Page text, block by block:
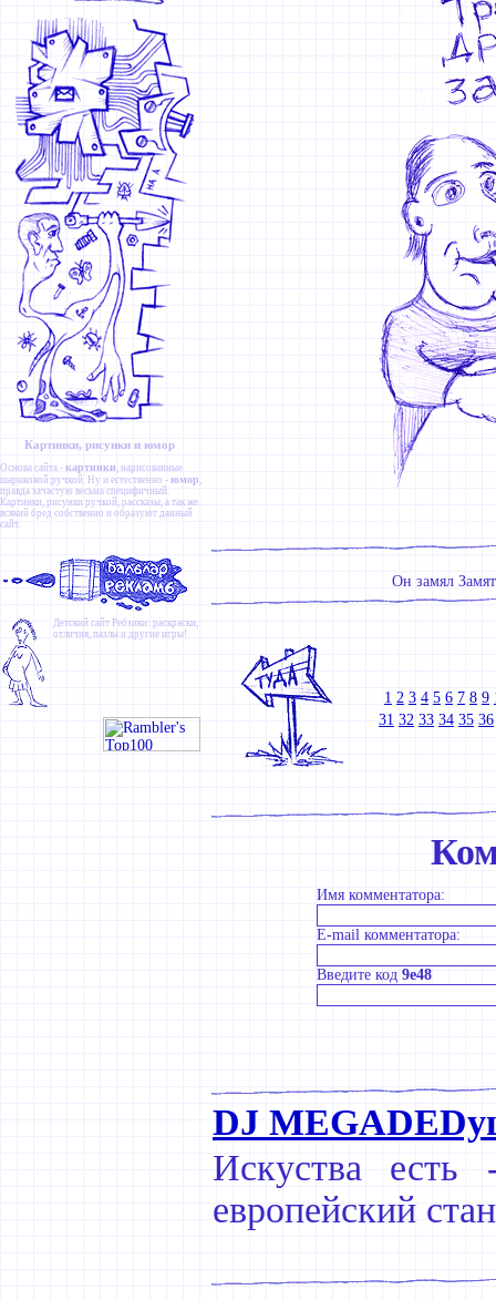
Картинки, рисунки и юмор
Основа сайта - картинки , нарисованные
шариковой ручкой. Ну и естественно - юмор ,
правда зачастую весьма специфичный.
Картинки, рисунки ручкой, рассказы, а так же
всякий бред собственно и образуют данный
сайт.
Детский сайт Ребзики: раскраски,
отличия, пазлы и другие игры!
Он замял
1 2 3 4 5 6 7 8 9
31 32 33 34 35 36
Имя комментатора:
E-mail комментатора:
Введите код 9e48
DJ
Искуства
европейский